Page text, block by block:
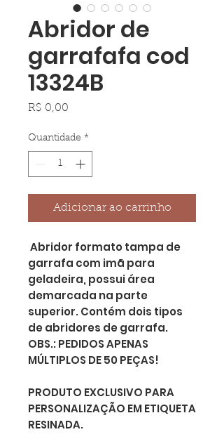
Abridor de
garrafafa cod
13324B
R$ 0,00
Quantidade *
Adicionar ao carrinho
Abridor formato tampa de
garrafa com imã para
geladeira, possui área
demarcada na parte
superior. Contém dois tipos
de abridores de garrafa.
OBS.: PEDIDOS APENAS
MÚLTIPLOS DE 50 PEÇAS!
PRODUTO EXCLUSIVO PARA
PERSONALIZAÇÃO EM ETIQUETA
RESINADA.